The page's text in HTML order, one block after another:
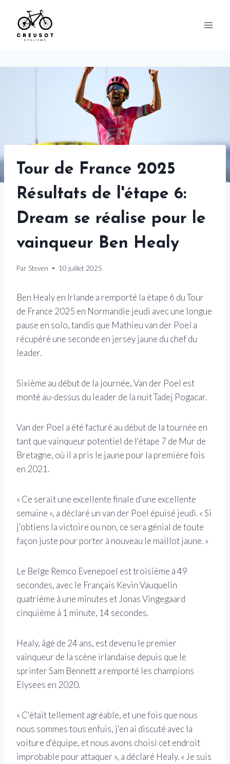
content
Tour de France 2025
Résultats de l'étape 6:
Dream se réalise pour le
vainqueur Ben Healy
Par Steven 10 juillet 2025
Ben Healy en Irlande a remporté la étape 6 du Tour
de France 2025 en Normandie jeudi avec une longue
pause en solo, tandis que Mathieu van der Poel a
récupéré une seconde en jersey jaune du chef du
leader.
Sixième au début de la journée, Van der Poel est
monté au-dessus du leader de la nuit Tadej Pogacar.
Van der Poel a été facturé au début de la tournée en
tant que vainqueur potentiel de l'étape 7 de Mur de
Bretagne, où il a pris le jaune pour la première fois
en 2021.
« Ce serait une excellente finale d'une excellente
semaine », a déclaré un van der Poel épuisé jeudi. « Si
j'obtiens la victoire ou non, ce sera génial de toute
façon juste pour porter à nouveau le maillot jaune. »
Le Belge Remco Evenepoel est troisième à 49
secondes, avec le Français Kevin Vauquelin
quatrième à une minutes et Jonas Vingegaard
cinquième à 1 minute, 14 secondes.
Healy, âgé de 24 ans, est devenu le premier
vainqueur de la scène irlandaise depuis que le
sprinter Sam Bennett a remporté les champions
Elysees en 2020.
« C'était tellement agréable, et une fois que nous
nous sommes tous enfuis, j'en ai discuté avec la
voiture d'équipe, et nous avons choisi cet endroit
improbable pour attaquer », a déclaré Healy. « Je suis